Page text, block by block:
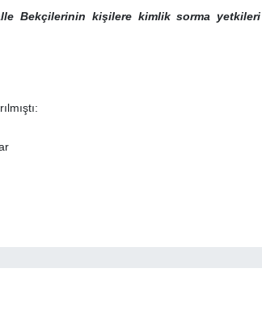
Bekçilerinin kişilere kimlik sorma yetkileri